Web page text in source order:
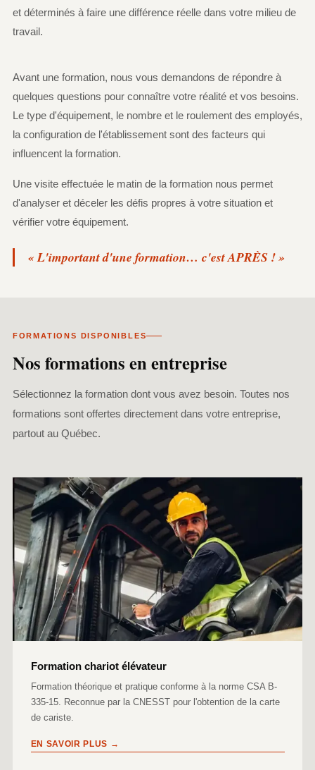
et déterminés à faire une différence réelle dans votre milieu de
travail.
Avant une formation, nous vous demandons de répondre à
quelques questions pour connaître votre réalité et vos besoins.
Le type d'équipement, le nombre et le roulement des employés,
la configuration de l'établissement sont des facteurs qui
influencent la formation.
Une visite effectuée le matin de la formation nous permet
d'analyser et déceler les défis propres à votre situation et
vérifier votre équipement.
« L'important d'une formation… c'est APRÈS ! »
FORMATIONS DISPONIBLES
Nos formations en entreprise
Sélectionnez la formation dont vous avez besoin. Toutes nos
formations sont offertes directement dans votre entreprise,
partout au Québec.
Formation chariot élévateur
Formation théorique et pratique conforme à la norme CSA B-
335-15. Reconnue par la CNESST pour l'obtention de la carte
de cariste.
EN SAVOIR PLUS →